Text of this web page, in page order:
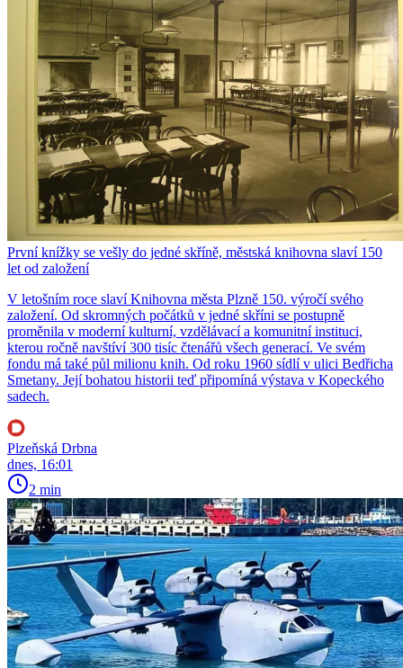
První knížky se vešly do jedné skříně, městská knihovna slaví 150
let od založení
V letošním roce slaví Knihovna města Plzně 150. výročí svého
založení. Od skromných počátků v jedné skříni se postupně
proměnila v moderní kulturní, vzdělávací a komunitní instituci,
kterou ročně navštíví 300 tisíc čtenářů všech generací. Ve svém
fondu má také půl milionu knih. Od roku 1960 sídlí v ulici Bedřicha
Smetany. Její bohatou historii teď připomíná výstava v Kopeckého
sadech.
Plzeňská Drbna
dnes, 16:01
2 min